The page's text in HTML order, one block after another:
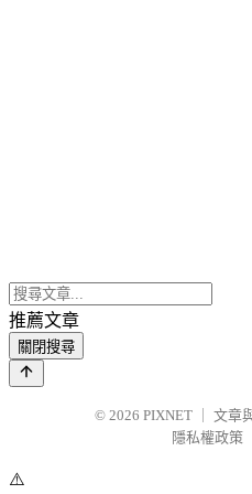
推薦文章
關閉搜尋
© 2026 PIXNET
文章
隱私權政策
⚠️